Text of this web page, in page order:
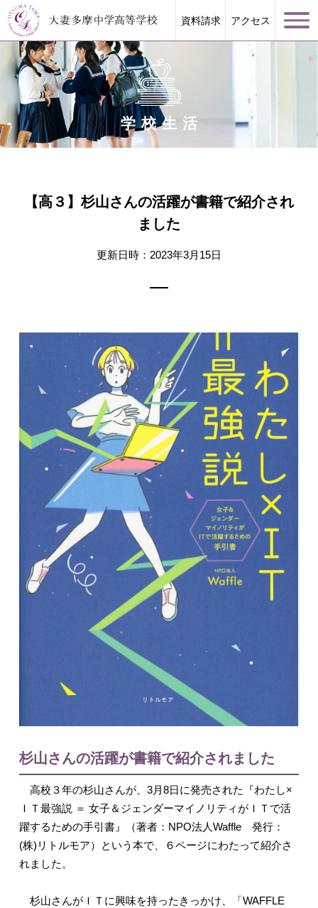
資料請求 アクセス
学校案内
English
学校生活
【高３】杉山さんの活躍が書籍で紹介され
ました
更新日時：2023年3月15日
杉山さんの活躍が書籍で紹介されました
高校３年の杉山さんが、3月8日に発売された『わたし×
ＩＴ最強説 ＝ 女子＆ジェンダーマイノリティがＩＴで活
躍するための手引書』（著者：NPO法人Waffle 発行：
(株)リトルモア）という本で、６ページにわたって紹介さ
れました。
杉山さんがＩＴに興味を持ったきっかけ、「WAFFLE